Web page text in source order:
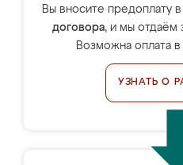
Вы вносите предоплату
договора, и мы отдаём
Возможна оплата
УЗНАТЬ О